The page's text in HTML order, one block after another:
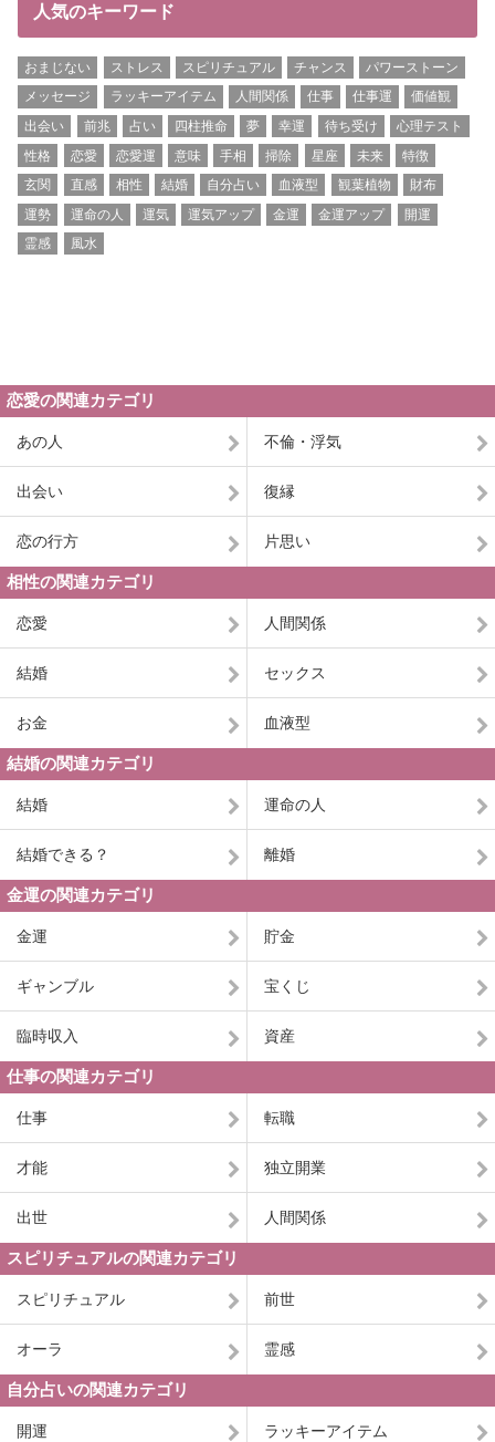
人気のキーワード
おまじない ストレス スピリチュアル チャンス
パワーストーン
メッセージ
ラッキーアイテム 人間関係 仕事 仕事運
価値観
出会い
前兆 占い 四柱推命 夢 幸運 待ち受け
心理テスト
性格
恋愛 恋愛運 意味 手相 掃除 星座 未来
特徴
玄関
直感 相性 結婚 自分占い 血液型 観葉植物
財布
運勢
運命の人 運気 運気アップ 金運 金運アップ
開運
霊感
風水
恋愛の関連カテゴリ
あの人 不倫・浮気
出会い 復縁
恋の行方 片思い
相性の関連カテゴリ
恋愛 人間関係
結婚 セックス
お金 血液型
結婚の関連カテゴリ
結婚 運命の人
結婚できる？ 離婚
金運の関連カテゴリ
金運 貯金
ギャンブル 宝くじ
臨時収入 資産
仕事の関連カテゴリ
仕事 転職
才能 独立開業
出世 人間関係
スピリチュアルの関連カテゴリ
スピリチュアル 前世
オーラ 霊感
自分占いの関連カテゴリ
開運 ラッキーアイテム